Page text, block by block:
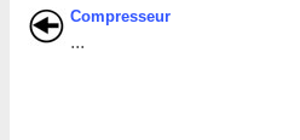
Compresseur
...